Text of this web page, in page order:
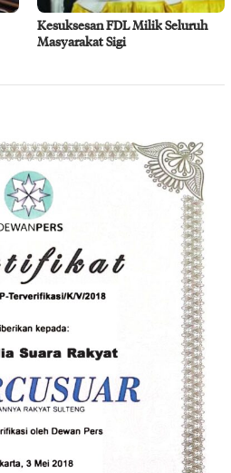
Kesuksesan FDL Milik Seluruh
Masyarakat Sigi